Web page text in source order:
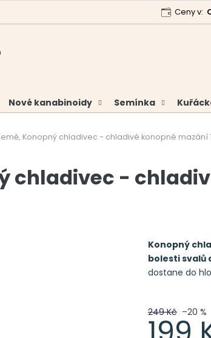
Analýzy
Ceny v:
Nové kanabinoidy Semínka
Konopný chladivec - chladivé konopné mazání
chladivec -
249 Kč –20 %
Konopný
bolesti svalů
dostane do